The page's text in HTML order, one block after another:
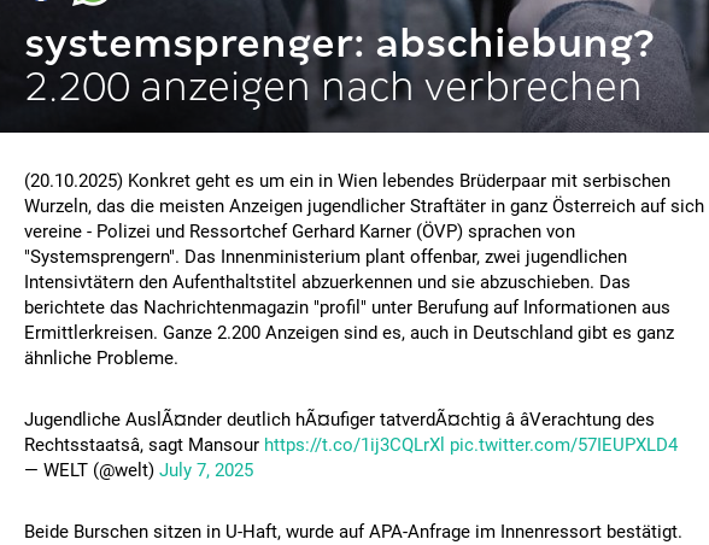
systemsprenger: abschiebung?
2.200 anzeigen nach verbrechen
(20.10.2025) Konkret geht es um ein in Wien lebendes Brüderpaar mit serbischen
Wurzeln, das die meisten Anzeigen jugendlicher Straftäter in ganz Österreich auf sich
vereine - Polizei und Ressortchef Gerhard Karner (ÖVP) sprachen von
"Systemsprengern". Das Innenministerium plant offenbar, zwei jugendlichen
Intensivtätern den Aufenthaltstitel abzuerkennen und sie abzuschieben. Das
berichtete das Nachrichtenmagazin "profil" unter Berufung auf Informationen aus
Ermittlerkreisen. Ganze 2.200 Anzeigen sind es, auch in Deutschland gibt es ganz
ähnliche Probleme.
Jugendliche AuslÃ¤nder deutlich hÃ¤ufiger tatverdÃ¤chtig â âVerachtung des
Rechtsstaatsâ, sagt Mansour https://t.co/1ij3CQLrXl pic.twitter.com/57IEUPXLD4
— WELT (@welt) July 7, 2025
Beide Burschen sitzen in U-Haft, wurde auf APA-Anfrage im Innenressort bestätigt.